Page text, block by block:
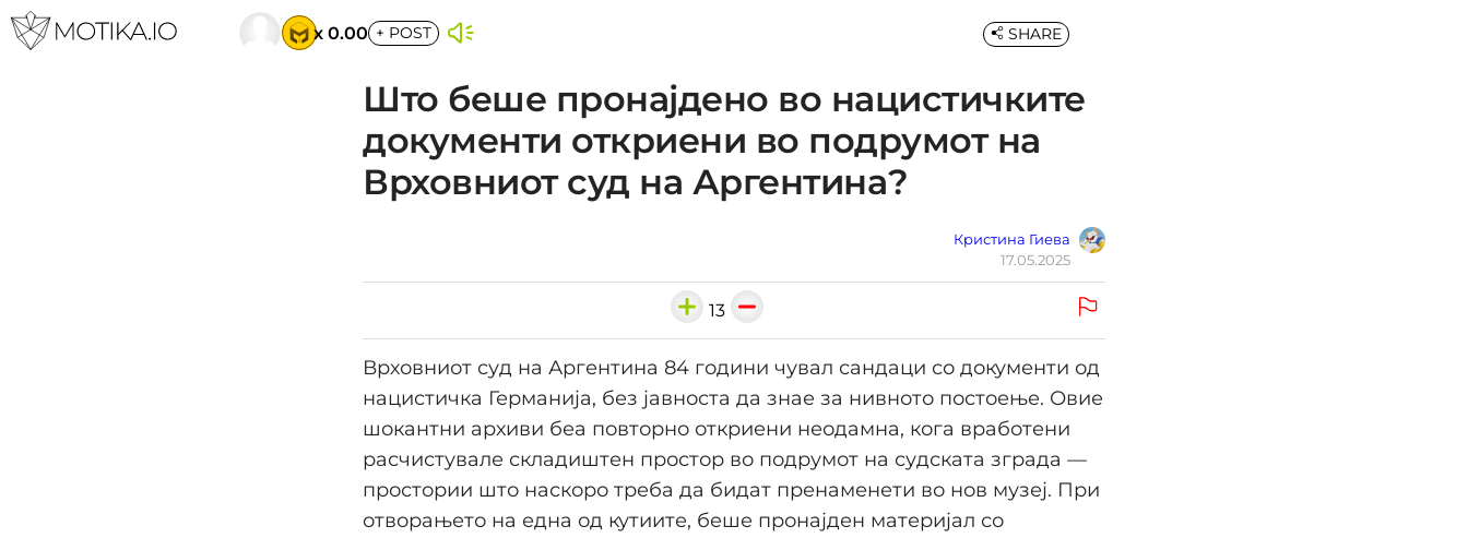
x 0.00 + POST
Што беше пронајдено во нацистичките
документи откриени во подрумот на
Врховниот суд на Аргентина?
Кристина Гиева
17.05.2025
SHARE
13
Врховниот суд на Аргентина 84 години чувал сандаци со документи од
нацистичка Германија, без јавноста да знае за нивното постоење. Овие
шокантни архиви беа повторно откриени неодамна, кога вработени
расчистувале складиштен простор во подрумот на судската зграда —
простории што наскоро треба да бидат пренаменети во нов музеј. При
отворањето на една од кутиите, беше пронајден материјал со